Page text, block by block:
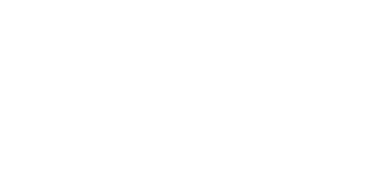
en situaciones de alta tensión.
ports de estrategia.
de los vehículos que se aproximan.